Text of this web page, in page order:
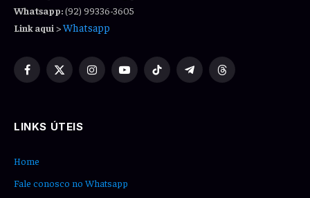
Whatsapp:(92) 99336-3605
Link aqui >Whatsapp
Facebook
X
InstagramYouTubeTikTok TelegramThreads
LINKS ÚTEIS
Home
Fale conosco no Whatsapp